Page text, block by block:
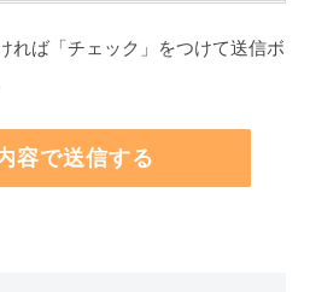
れば「チェック」をつけて送信ボ